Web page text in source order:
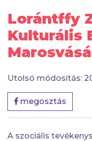
Lorántffy
Kulturális
Utolsó módosítás:
megosztás
A szociális